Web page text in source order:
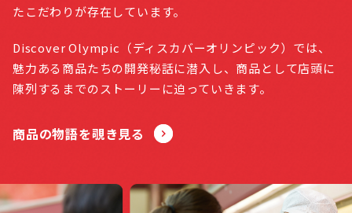
たこだわりが存在しています。
Discover Olympic（ディスカバーオリンピック）では、
魅力ある商品たちの開発秘話に潜入し、商品として店頭に
陳列するまでのストーリーに迫っていきます。
商品の物語を覗き見る